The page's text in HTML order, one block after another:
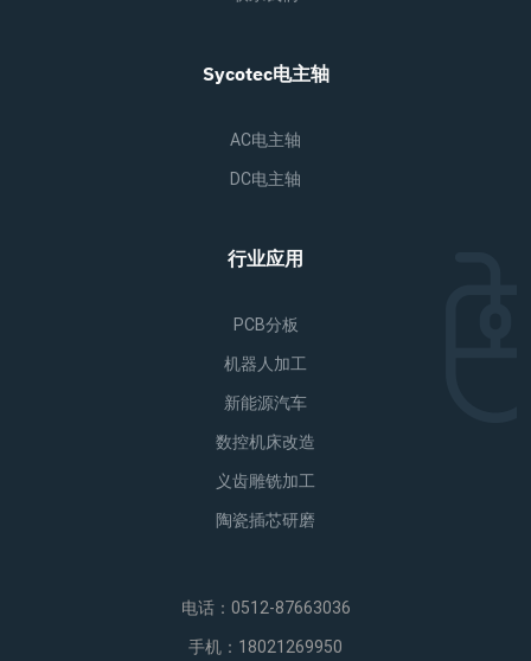
Sycotec电主轴
AC电主轴
DC电主轴
行业应用
PCB分板
机器人加工
新能源汽车
数控机床改造
义齿雕铣加工
陶瓷插芯研磨
电话：0512-87663036
手机：18021269950